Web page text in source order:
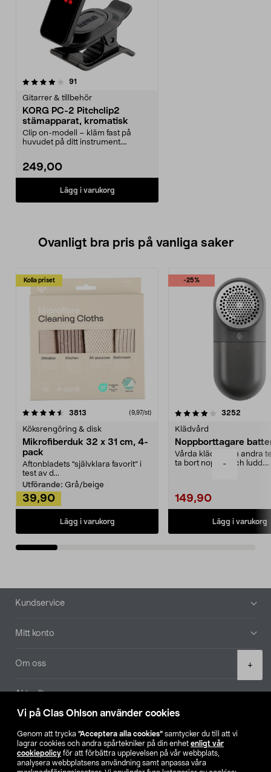
Vi på Clas Ohlson använder cookies
Genom att trycka ”Acceptera alla cookies” samtycker du till att vi
lagrar cookies och andra spårtekniker på din enhet enligt vår
cookiepolicy för att förbättra upplevelsen på vår webbplats,
analysera webbplatsens användning samt anpassa våra
-
+
91
Gitarrer & tillbehör
KORG PC-2 Pitchclip2
stämapparat, kromatisk
Clip on-modell – kläm fast på
huvudet på ditt instrument.
249,00
Lägg i varukorg
Ovanligt bra pris på vanliga saker
Kolla priset
3813 (9,97/st)
Köksrengöring & disk
Mikrofiberduk 32 x 31 cm, 4-
pack
Aftonbladets "självklara favorit” i
test av d...
Utförande: Grå/beige
39,90
Lägg i varukorg
-25%
4.0av 5 stjärnor 3252
Klädvård
Noppborttagare
Vårda kläder och andra
ta bort noppor och ludd.
149,90
Lägg i varukorg
4.5av 5 stjärnor
Sidfot
Kundservice
Mitt konto
Om oss
Aktuellt
Hitta butik